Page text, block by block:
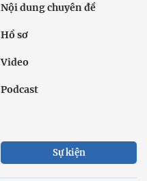
Nội dung chuyên đề
Hồ sơ
Video
Podcast
Sự kiện